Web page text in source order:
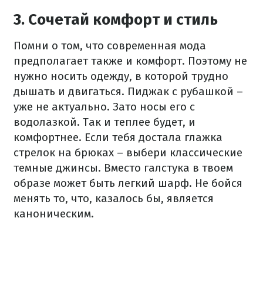
3. Сочетай комфорт и стиль
Помни о том, что современная мода
предполагает также и комфорт. Поэтому не
нужно носить одежду, в которой трудно
дышать и двигаться. Пиджак с рубашкой –
уже не актуально. Зато носы его с
водолазкой. Так и теплее будет, и
комфортнее. Если тебя достала глажка
стрелок на брюках – выбери классические
темные джинсы. Вместо галстука в твоем
образе может быть легкий шарф. Не бойся
менять то, что, казалось бы, является
каноническим.